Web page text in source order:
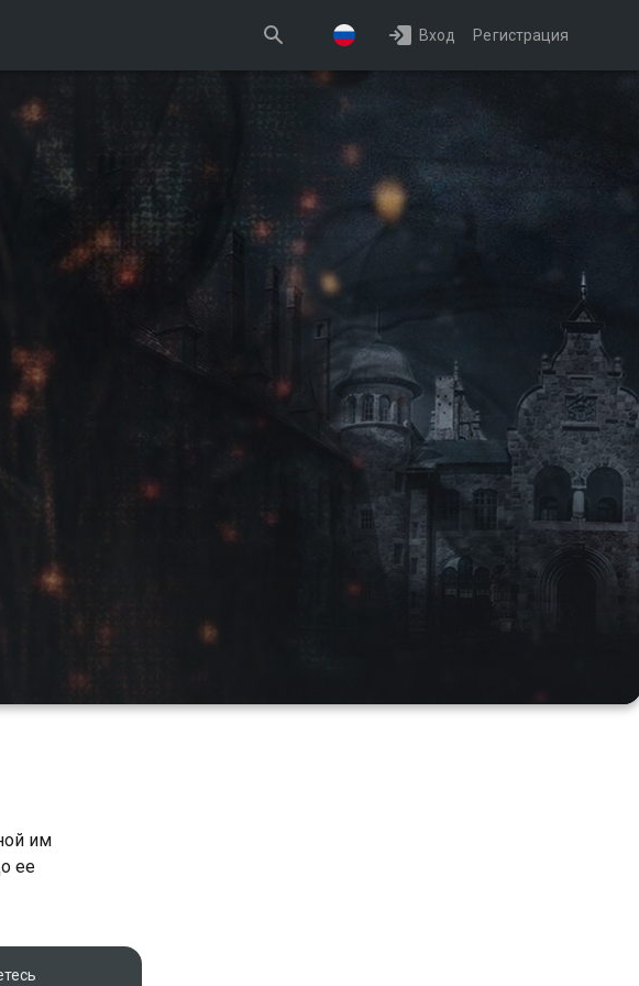
Вход Регистрация
им
ее